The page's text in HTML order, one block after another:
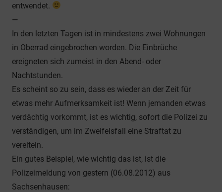
entwendet.
—
In den letzten Tagen ist in mindestens zwei Wohnungen
in Oberrad eingebrochen worden. Die Einbrüche
ereigneten sich zumeist in den Abend- oder
Nachtstunden.
Es scheint so zu sein, dass es wieder an der Zeit für
etwas mehr Aufmerksamkeit ist! Wenn jemanden etwas
verdächtig vorkommt, ist es wichtig, sofort die Polizei zu
verständigen, um im Zweifelsfall eine Straftat zu
vereiteln.
Ein gutes Beispiel, wie wichtig das ist, ist die
Polizeimeldung von gestern (06.08.2012) aus
Sachsenhausen: